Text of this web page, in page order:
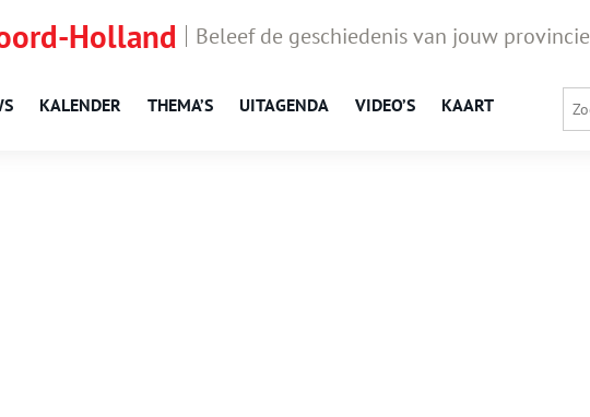
Holland Beleef de geschiedenis van jouw provincie
KALENDER THEMA’S UITAGENDA VIDEO’S KAART